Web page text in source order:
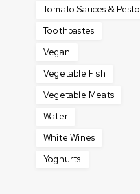
Tomato Sauces & Pesto
Toothpastes
Vegan
Vegetable Fish
Vegetable Meats
Water
White Wines
Yoghurts